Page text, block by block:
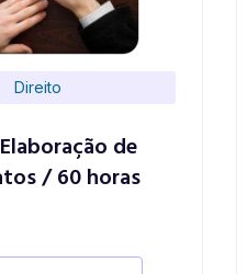
Direito
de
/ 60 horas